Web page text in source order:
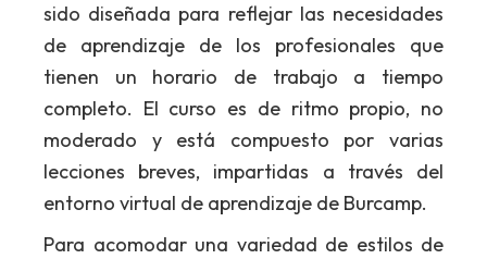
sido diseñada para reflejar las necesidades
de aprendizaje de los profesionales que
tienen un horario de trabajo a tiempo
completo. El curso es de ritmo propio, no
moderado y está compuesto por varias
lecciones breves, impartidas a través del
entorno virtual de aprendizaje de Burcamp.
Para acomodar una variedad de estilos de